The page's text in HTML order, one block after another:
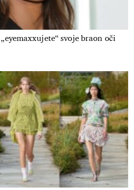
svoje braon oči